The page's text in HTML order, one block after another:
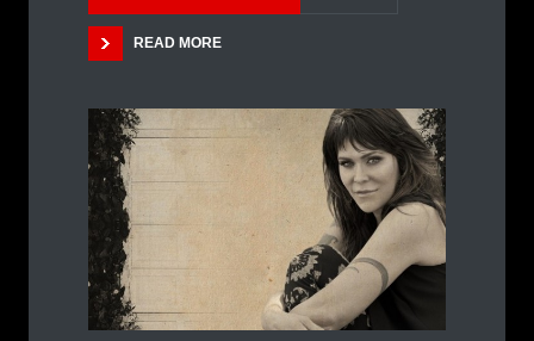
READ MORE